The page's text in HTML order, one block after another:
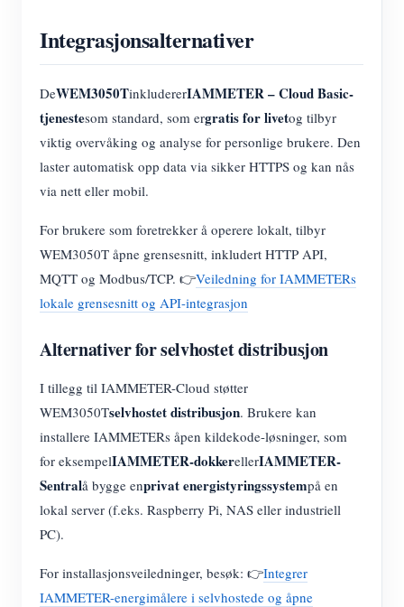
Integrasjonsalternativer
DeWEM3050TinkludererIAMMETER – Cloud Basic-
tjenestesom standard, som ergratis for livetog tilbyr
viktig overvåking og analyse for personlige brukere. Den
laster automatisk opp data via sikker HTTPS og kan nås
via nett eller mobil.
For brukere som foretrekker å operere lokalt, tilbyr
WEM3050T åpne grensesnitt, inkludert HTTP API,
MQTT og Modbus/TCP. 👉Veiledning for IAMMETERs
lokale grensesnitt og API-integrasjon
Alternativer for selvhostet distribusjon
I tillegg til IAMMETER-Cloud støtter
WEM3050Tselvhostet distribusjon. Brukere kan
installere IAMMETERs åpen kildekode-løsninger, som
for eksempelIAMMETER-dokkerellerIAMMETER-
Sentralå bygge enprivat energistyringssystempå en
lokal server (f.eks. Raspberry Pi, NAS eller industriell
PC).
For installasjonsveiledninger, besøk: 👉Integrer
IAMMETER-energimålere i selvhostede og åpne